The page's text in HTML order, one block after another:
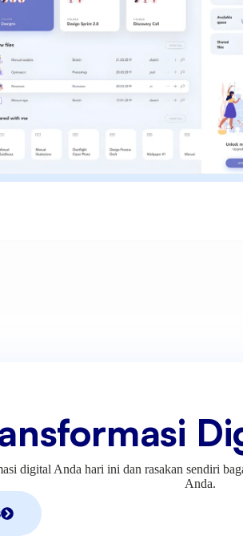
digital Anda hari ini dan rasakan sendiri
Anda.